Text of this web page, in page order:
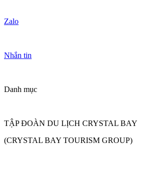
Zalo
Nhắn tin
Danh mục
TẬP ĐOÀN DU LỊCH CRYSTAL BAY
(CRYSTAL BAY TOURISM GROUP)